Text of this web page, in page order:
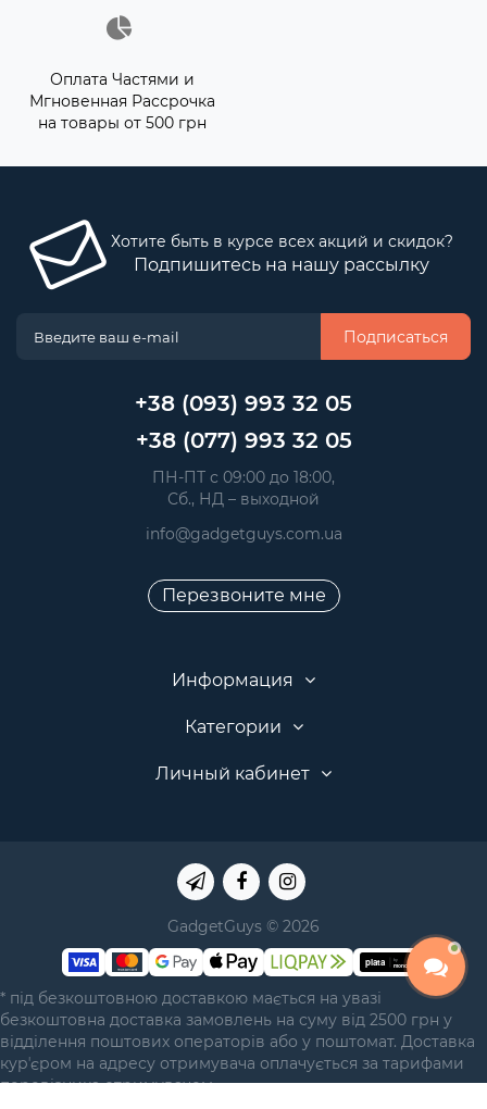
Оплата Частями и
Мгновенная Рассрочка
на товары от 500 грн
Хотите быть в курсе всех акций и скидок?
Подпишитесь на нашу рассылку
Подписаться
+38 (093) 993 32 05
+38 (077) 993 32 05
ПН-ПТ с 09:00 до 18:00,
Сб., НД – выходной
info@gadgetguys.com.ua
Перезвоните мне
Информация
Категории
Личный кабинет
GadgetGuys © 2026
* під безкоштовною доставкою мається на увазі
безкоштовна доставка замовлень на суму від 2500 грн у
відділення поштових операторів або у поштомат. Доставка
курʼєром на адресу отримувача оплачується за тарифами
перевізника отримувачем.